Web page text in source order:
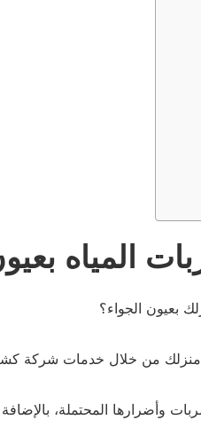
المياه
بعيون الجواء؟
من خلال خدمات شركة
وأضرارها المحتملة، بالإضافة